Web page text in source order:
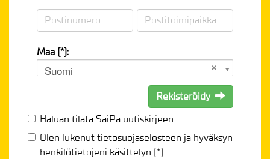
Maa (*):
Suomi
Rekisteröidy
Haluan tilata SaiPa uutiskirjeen
Olen lukenuttietosuojaselosteen ja hyväksyn
henkilötietojeni käsittelyn (*)